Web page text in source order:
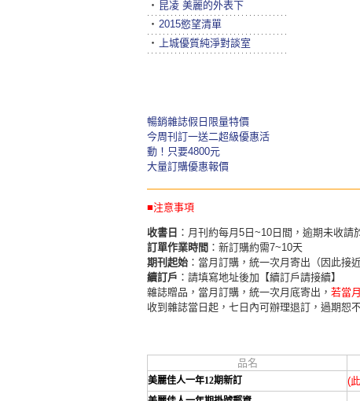
‧ 昆凌 美麗的外表下
‧ 2015慾望清單
‧
上城優質純淨對談室
暢銷雜誌假日限量特價
今周刊訂一送二超級優惠活
動！只要4800元
大量訂購優惠報價
■注意事項
收書日 ：月刊約每月5日~10日間，逾期未收
訂單作業時間 ：新訂購約需7~10天
期刊起始 ：當月訂購，統一次月寄出（因此接
續訂戶 ：請填寫地址後加【續訂戶請接續】
雜誌贈品，當月訂購，統一次月底寄出， 若當
收到雜誌當日起，七日內可辦理退訂，過期恕
品名
美麗佳人一年12期新訂 (